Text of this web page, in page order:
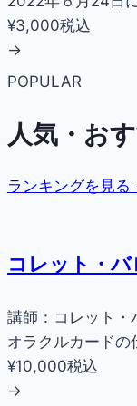
¥3,000税込
→
POPULAR
人気・お
ランキングを見
コレット・
講師：コレット・
オラクルカード
¥10,000税込
→